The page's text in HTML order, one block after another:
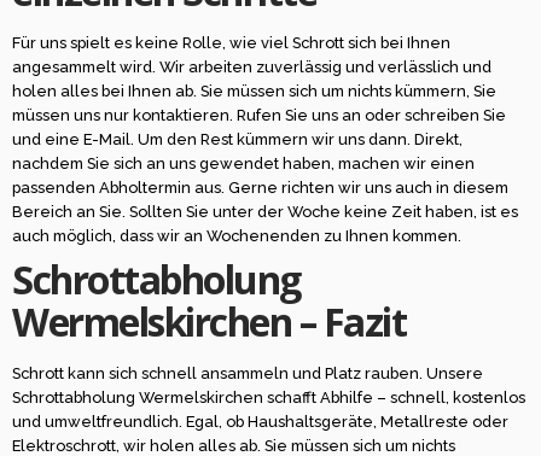
Für uns spielt es keine Rolle, wie viel Schrott sich bei Ihnen
angesammelt wird. Wir arbeiten zuverlässig und verlässlich und
holen alles bei Ihnen ab. Sie müssen sich um nichts kümmern, Sie
müssen uns nur kontaktieren. Rufen Sie uns an oder schreiben Sie
und eine E-Mail. Um den Rest kümmern wir uns dann. Direkt,
nachdem Sie sich an uns gewendet haben, machen wir einen
passenden Abholtermin aus. Gerne richten wir uns auch in diesem
Bereich an Sie. Sollten Sie unter der Woche keine Zeit haben, ist es
auch möglich, dass wir an Wochenenden zu Ihnen kommen.
Schrottabholung
Wermelskirchen – Fazit
Schrott kann sich schnell ansammeln und Platz rauben. Unsere
Schrottabholung Wermelskirchen schafft Abhilfe – schnell, kostenlos
und umweltfreundlich. Egal, ob Haushaltsgeräte, Metallreste oder
Elektroschrott, wir holen alles ab. Sie müssen sich um nichts